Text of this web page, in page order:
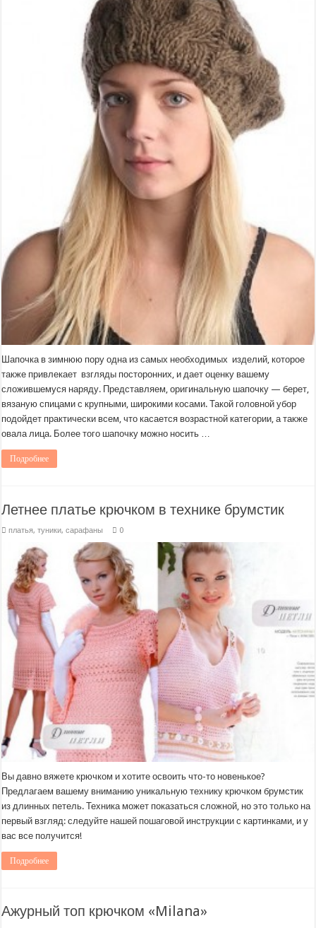
Шапочка в зимнюю пору одна из самых необходимых изделий, которое
также привлекает взгляды посторонних, и дает оценку вашему
сложившемуся наряду. Представляем, оригинальную шапочку — берет,
вязаную спицами с крупными, широкими косами. Такой головной убор
подойдет практически всем, что касается возрастной категории, а также
овала лица. Более того шапочку можно носить …
Подробнее
Летнее платье крючком в технике брумстик
платья, туники, сарафаны 0
Вы давно вяжете крючком и хотите освоить что-то новенькое?
Предлагаем вашему вниманию уникальную технику крючком брумстик
из длинных петель. Техника может показаться сложной, но это только на
первый взгляд: следуйте нашей пошаговой инструкции с картинками, и у
вас все получится!
Подробнее
Ажурный топ крючком «Milana»